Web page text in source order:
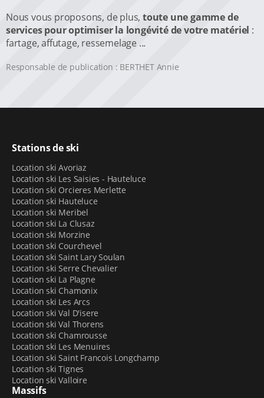
Nous vous proposons, de plus, toute une gamme de
services pour optimiser la longévité de votre matériel :
fartage, affutage, ressemelage ...
Responsable de publication : BERTHET Annie
Stations de ski
Location ski Avoriaz
Location ski Les Saisies - Hauteluce
Location ski Orcieres Merlette
Location ski Hauteluce
Location ski Meribel
Location ski La Clusaz
Location ski Morzine
Location ski Courchevel
Location ski Saint Lary Soulan
Location ski Serre Chevalier
Location ski La Plagne
Location ski Chamonix
Location ski Les Arcs
Location ski Val D'isere
Location ski Val Thorens
Location ski Chamrousse
Location ski Les Menuires
Location ski Saint Francois Longchamp
Location ski Tignes
Location ski Valloire
Massifs